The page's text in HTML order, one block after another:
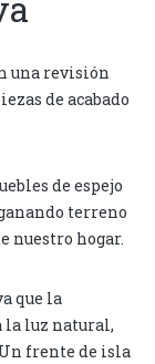
una revisión
de acabado
de espejo
terreno
nuestro hogar.
que la
la luz natural,
frente de isla